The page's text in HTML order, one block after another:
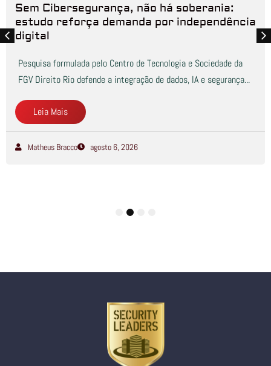
Sem Cibersegurança, não há soberania:
estudo reforça demanda por independência
digital
Pesquisa formulada pelo Centro de Tecnologia e Sociedade da
FGV Direito Rio defende a integração de dados, IA e segurança...
Leia Mais
Matheus Bracco agosto 6, 2026